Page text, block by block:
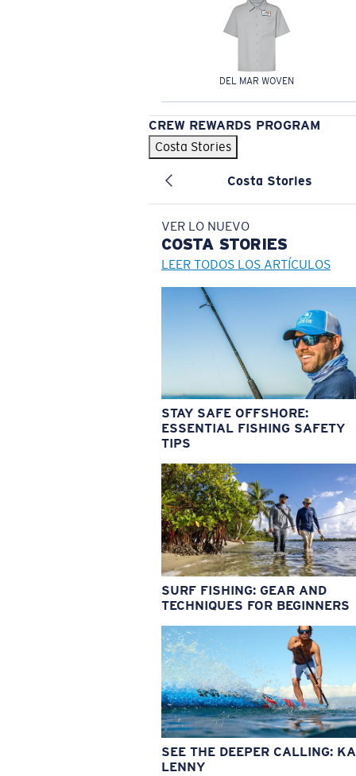
DEL MAR WOVEN
CREW REWARDS PROGRAM
Costa Stories
Costa Stories
VER LO NUEVO
COSTA STORIES
LEER TODOS LOS ARTÍCULOS
STAY SAFE OFFSHORE:
ESSENTIAL FISHING SAFETY
TIPS
SURF FISHING: GEAR AND
TECHNIQUES FOR BEGINNERS
SEE THE DEEPER CALLING:
LENNY